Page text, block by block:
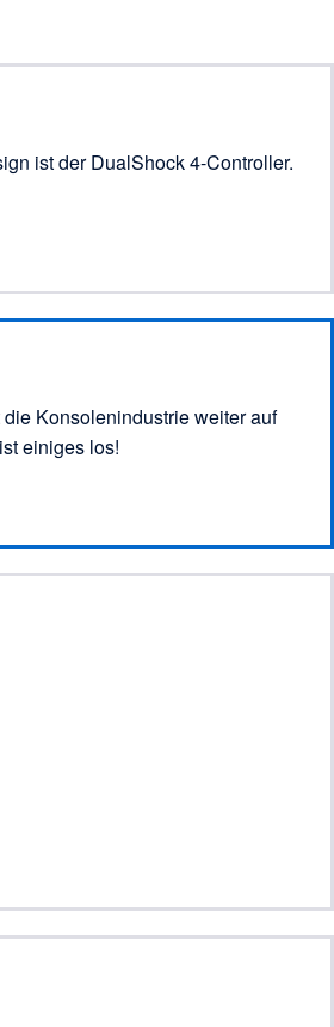
ist der DualShock 4-Controller.
Konsolenindustrie weiter auf
einiges los!